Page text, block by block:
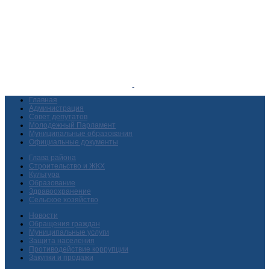
Главная
Администрация
Совет депутатов
Молодежный Парламент
Муниципальные образования
Официальные документы
Глава района
Строительство и ЖКХ
Культура
Образование
Здравоохранение
Сельское хозяйство
Новости
Обращения граждан
Муниципальные услуги
Защита населения
Противодействие коррупции
Закупки и продажи